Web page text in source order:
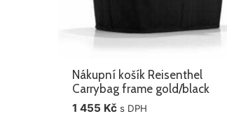
Nákupní košík Reisenthel
Carrybag frame gold/black
1 455 Kč s DPH